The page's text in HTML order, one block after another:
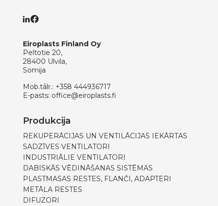
Eiroplasts Finland Oy
Peltotie 20,
28400 Ulvila,
Somija
Mob.tālr.: +358 444936717
E-pasts: office@eiroplasts.fi
Produkcija
REKUPERĀCIJAS UN VENTILĀCIJAS IEKĀRTAS
SADZĪVES VENTILATORI
INDUSTRIĀLIE VENTILATORI
DABISKĀS VĒDINĀŠANAS SISTĒMAS
PLASTMASAS RESTES, FLANČI, ADAPTERI
METĀLA RESTES
DIFUZORI